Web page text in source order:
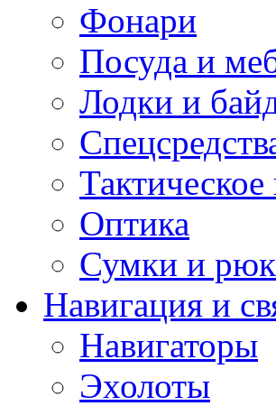
Фонари
Посуда и
Лодки и
Оптика
Сумки и
Навигация и
Навигаторы
Эхолоты